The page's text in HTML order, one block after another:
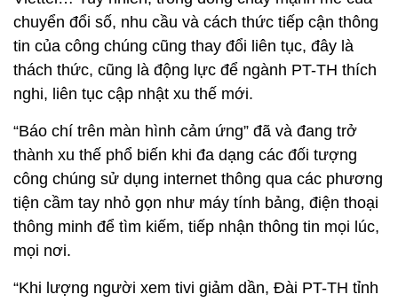
chuyển đổi số, nhu cầu và cách thức tiếp cận thông
tin của công chúng cũng thay đổi liên tục, đây là
thách thức, cũng là động lực để ngành PT-TH thích
nghi, liên tục cập nhật xu thế mới.
“Báo chí trên màn hình cảm ứng” đã và đang trở
thành xu thế phổ biến khi đa dạng các đối tượng
công chúng sử dụng internet thông qua các phương
tiện cầm tay nhỏ gọn như máy tính bảng, điện thoại
thông minh để tìm kiếm, tiếp nhận thông tin mọi lúc,
mọi nơi.
“Khi lượng người xem tivi giảm dần, Đài PT-TH tỉnh